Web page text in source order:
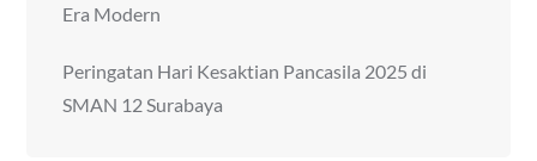
Era Modern
Peringatan Hari Kesaktian Pancasila 2025 di
SMAN 12 Surabaya